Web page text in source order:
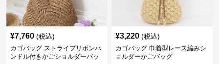
¥7,760 (税込)
カゴバッグ ストライプリボンハ
ンドル付きかごショルダーバッ
¥3,220 (税込)
カゴバッグ 巾着型レース編みシ
ョルダーかごバッグ